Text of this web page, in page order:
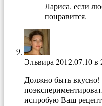
Лариса, если
понравится.
Эльвира2012.07.10 в
Должно быть
испробую Ваш